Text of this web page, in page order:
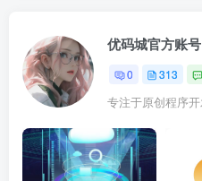
优码城官方账号
0 313